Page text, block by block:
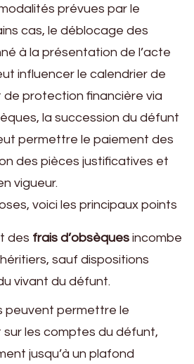
prévues par le
cas, le déblocage des
à la présentation de l’acte
influencer le calendrier de
protection financière via
la succession du défunt
permettre le paiement des
des pièces justificatives et
vigueur.
voici les principaux points
des frais d’obsèques incombe
sauf dispositions
vivant du défunt.
peuvent permettre le
les comptes du défunt,
jusqu’à un plafond